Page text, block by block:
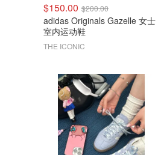
$150.00 $200.00
adidas Originals Gazelle 女士
室内运动鞋
THE ICONIC